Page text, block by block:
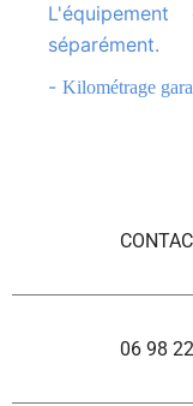
séparément.
Kilométrage
06 98